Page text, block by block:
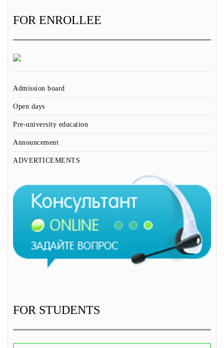
FOR ENROLLEE
Admission board
Open days
Pre-university education
Announcement
ADVERTICEMENTS
FOR STUDENTS